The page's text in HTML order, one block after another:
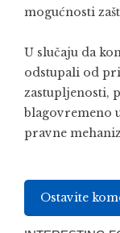
mogućnosti
U slučaju da
odstupali od
zastupljenosti,
blagovremeno
pravne
Ostavite